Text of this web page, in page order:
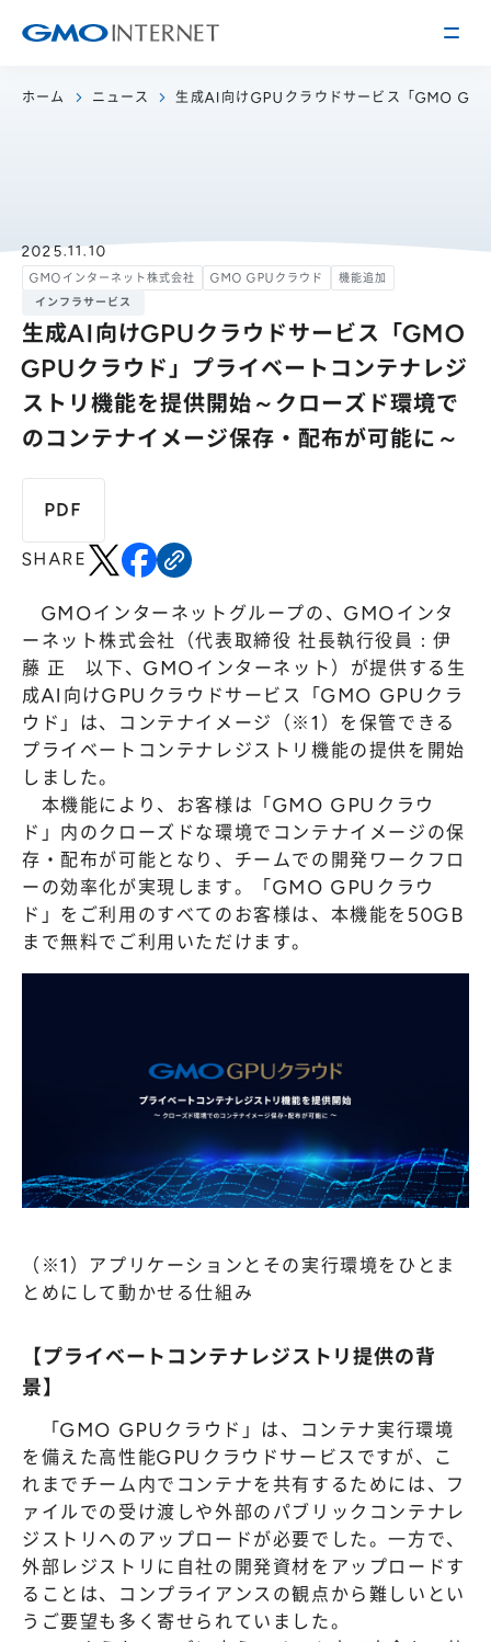
企業理念
関連会社
アクセス
沿革
役員紹介
サービス
インターネット インフラ事業
インターネット広告・メディア事業
IR情報
経営方針
株主総会
IRカレンダー
よくあるご質問
採用情報
仕事を知る
会社を知る
地域採用
障がい者採用
キャリア/アルバイト採用
新卒採用
ホーム ニュース 生成AI向けGPUクラウドサービス「GMO
2025.11.10
GMOインターネット株式会社 GMO GPUクラウド
機能追加
インフラサービス
生成AI向けGPUクラウドサービス「GMO
GPUクラウド」プライベートコンテナレジ
ストリ機能を提供開始～クローズド環境で
のコンテナイメージ保存・配布が可能に～
PDF
SHARE
GMOインターネットグループの、GMOインタ
ーネット株式会社（代表取締役 社長執行役員：伊
藤 正 以下、GMOインターネット）が提供する生
成AI向けGPUクラウドサービス「GMO GPUクラ
ウド」は、コンテナイメージ（※1）を保管できる
プライベートコンテナレジストリ機能の提供を開始
しました。
本機能により、お客様は「GMO GPUクラウ
ド」内のクローズドな環境でコンテナイメージの保
存・配布が可能となり、チームでの開発ワークフロ
ーの効率化が実現します。「GMO GPUクラウ
ド」をご利用のすべてのお客様は、本機能を50GB
まで無料でご利用いただけます。
（※1）アプリケーションとその実行環境をひとま
とめにして動かせる仕組み
【プライベートコンテナレジストリ提供の背
景】
「GMO GPUクラウド」は、コンテナ実行環境
を備えた高性能GPUクラウドサービスですが、こ
れまでチーム内でコンテナを共有するためには、フ
ァイルでの受け渡しや外部のパブリックコンテナレ
ジストリへのアップロードが必要でした。一方で、
外部レジストリに自社の開発資材をアップロードす
ることは、コンプライアンスの観点から難しいとい
うご要望も多く寄せられていました。